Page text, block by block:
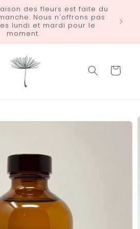
des fleurs est faite du
Nous n'offrons pas
lundi et mardi pour le
moment.
Panier